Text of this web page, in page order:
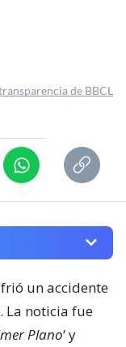
de BBCL
un accidente
La noticia fue
Plano‘ y